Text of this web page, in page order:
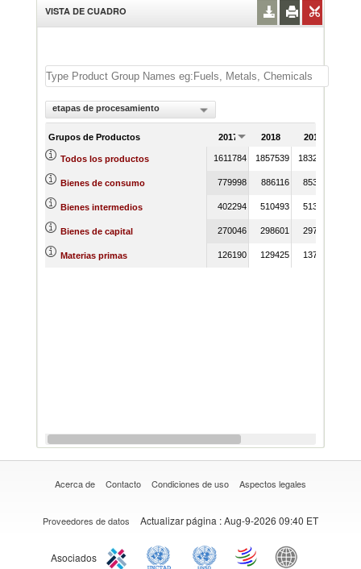
VISTA DE CUADRO
etapas de procesamiento
Grupos de Productos 2017 2018 2019
Todos los productos 1611784 1857539 1832435
Bienes de consumo 779998 886116 853366
Bienes intermedios 402294 510493 513435
Bienes de capital 270046 298601 297318
Materias primas 126190 129425 137062
Acerca de Contacto Condiciones de uso Aspectos legales
Proveedores de datos Actualizar página : Aug-9-2026 09:40 ET
Asociados